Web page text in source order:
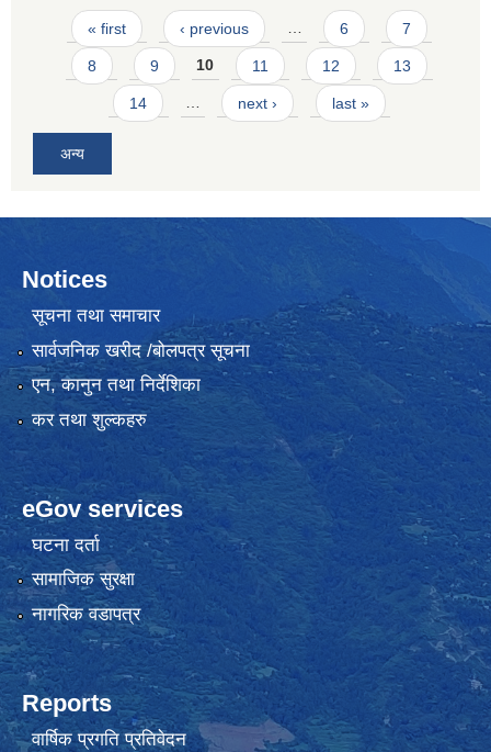
Pages
« first ‹ previous … 6 7
8 9 10 11 12 13
14 … next › last »
अन्य
Notices
सूचना तथा समाचार
सार्वजनिक खरीद /बोलपत्र सूचना
एन, कानुन तथा निर्देशिका
कर तथा शुल्कहरु
eGov services
घटना दर्ता
सामाजिक सुरक्षा
नागरिक वडापत्र
Reports
वार्षिक प्रगति प्रतिवेदन